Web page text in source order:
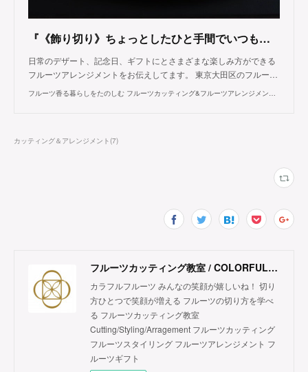
『《飾り切り》ちょっとしたひと手間でいつもより贅沢に♪』
日常のデザート、記念日、ギフトにとさまざまな楽しみ方ができる
フルーツアレンジメントをお伝えしてます。 東京大田区のフルー…
フルーツ香る暮らしをたのしむ フルーツカッティング&フルーツアレンジメント COLORFUL FRUITS カラフルフルーツ 東京
カッティング＆アレンジメント(7)
フルーツカッティング教室 / COLORFUL FRUITS
カラフルフルーツ みんなの笑顔が嬉しいね！ 切り
方ひとつで笑顔が増える フルーツの切り方を学べ
る フルーツカッティング教室
Cutting/Styling/Arragement フルーツカッティング
フルーツスタイリング フルーツアレンジメント フ
ルーツギフト